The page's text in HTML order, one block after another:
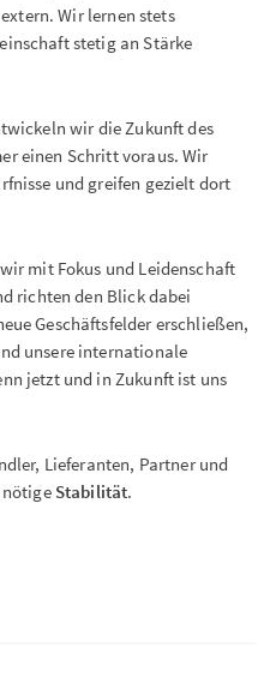
Wir lernen stets
stetig an Stärke
wir die Zukunft des
einen Schritt voraus. Wir
und greifen gezielt dort
mit Fokus und Leidenschaft
richten den Blick dabei
Geschäftsfelder erschließen,
unsere internationale
jetzt und in Zukunft ist uns
Lieferanten, Partner und
Stabilität.